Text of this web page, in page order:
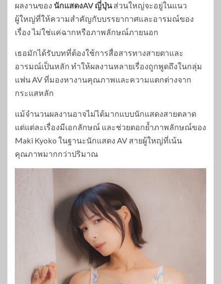
ผลงานของ นักแสดงAV ญี่ปุ่นส่วนใหญ่จะอยู่ในแนว
ผู้ใหญ่ที่ให้ความสำคัญกับบรรยากาศและอารมณ์ของ
เรื่อง ไม่ใช่แค่ฉากหรือภาพลักษณ์ภายนอก
เธอมักได้รับบทที่ต้องใช้การสื่อสารทางสายตาและ
อารมณ์เป็นหลัก ทำให้ผลงานหลายเรื่องถูกพูดถึงในกลุ่ม
แฟน AV ที่มองหางานคุณภาพและความแตกต่างจาก
กระแสหลัก
แม้จำนวนผลงานอาจไม่ได้มากแบบนักแสดงสายตลาด
แต่แต่ละเรื่องมีเอกลักษณ์ และช่วยตอกย้ำภาพลักษณ์ของ
Maki Kyoko ในฐานะนักแสดง AV สายผู้ใหญ่ที่เน้น
คุณภาพมากกว่าปริมาณ